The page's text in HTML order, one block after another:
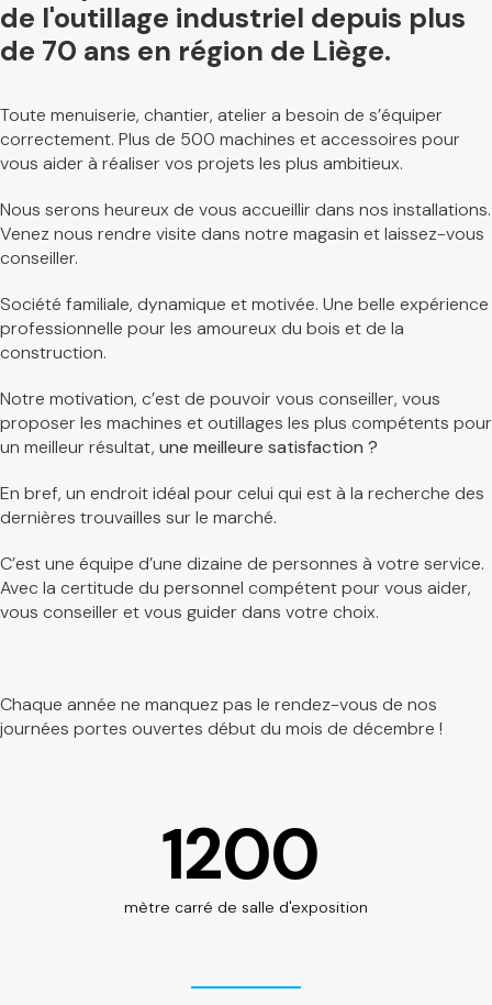
de l'outillage industriel depuis plus
de 70 ans en région de Liège.
Toute menuiserie, chantier, atelier a besoin de s’équiper
correctement. Plus de 500 machines et accessoires pour
vous aider à réaliser vos projets les plus ambitieux.
Nous serons heureux de vous accueillir dans nos installations.
Venez nous rendre visite dans notre magasin et laissez-vous
conseiller.
Société familiale, dynamique et motivée. Une belle expérience
professionnelle pour les amoureux du bois et de la
construction.
Notre motivation, c’est de pouvoir vous conseiller, vous
proposer les machines et outillages les plus compétents pour
un meilleur résultat, une meilleure satisfaction ?
En bref, un endroit idéal pour celui qui est à la recherche des
dernières trouvailles sur le marché.
C’est une équipe d’une dizaine de personnes à votre service.
Avec la certitude du personnel compétent pour vous aider,
vous conseiller et vous guider dans votre choix.
Chaque année ne manquez pas le rendez-vous de nos
journées portes ouvertes début du mois de décembre !
1200
mètre carré de salle d'exposition